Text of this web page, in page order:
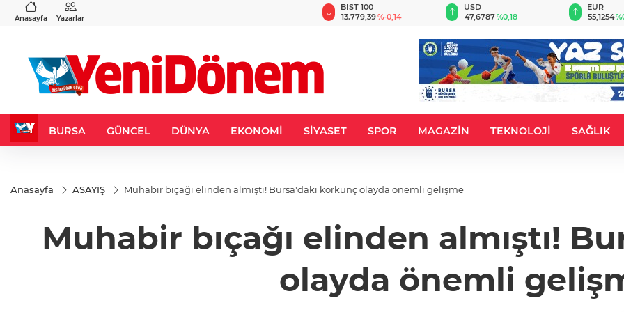
Anasayfa Yazarlar
%-0,22
BIST 100
13.779,39%-0,14
USD
47,6787%0,18
EUR
55,1254
BURSA GÜNCEL DÜNYA EKONOMİ SİYASET SPOR MAGAZİN TEKNOLOJİ SAĞLIK
Anasayfa ASAYİŞ Muhabir bıçağı elinden almıştı! Bursa'daki korkunç olayda önemli gelişme
Muhabir bıçağı elinden almıştı!
olayda önemli